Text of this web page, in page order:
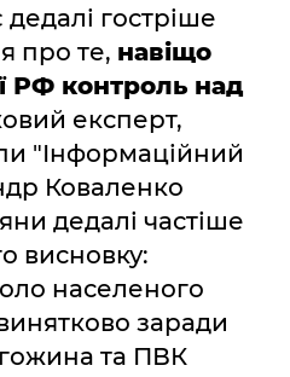
гостріше
про те, навіщо
РФ контроль над
експерт,
"Інформаційний
Коваленко
дедалі частіше
висновку:
населеного
заради
та ПВК